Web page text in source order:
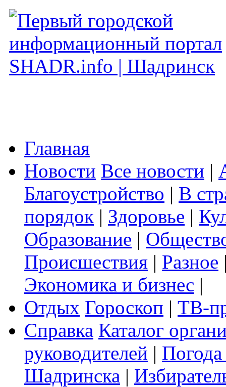
Главная
Новости Все новости |
Благоустройство | В
порядок | Здоровье |
Образование |
Происшествия | Разное
Экономика и бизнес |
Отдых Гороскоп | ТВ-
Справка Каталог
руководителей |
Шадринска |